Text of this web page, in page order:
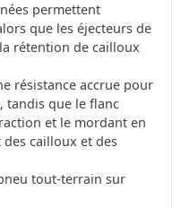
permettent
que les éjecteurs de
rétention de cailloux
résistance accrue pour
tandis que le flanc
et le mordant en
cailloux et des
tout-terrain sur